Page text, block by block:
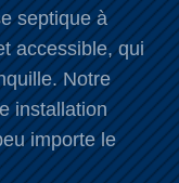
septique à
accessible, qui
Notre
installation
importe le